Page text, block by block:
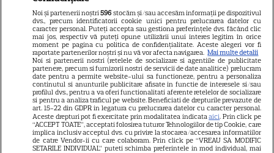
Noi și partenerii noștri596 stocăm și/sau accesăm informații pe dispozitivul
dvs., precum identificatorii cookie unici pentru prelucrarea datelor cu
caracter personal. Puteți accepta sau gestiona preferințele dvs. făcând clic
mai jos, respectiv vă puteți opune utilizării unui interes legitim în orice
moment pe pagina cu politica de confidențialitate. Aceste alegeri vor fi
raportate partenerilor noștri și nu vă vor afecta navigarea. Mai multe detalii
Noi si partenerii nostri (retelele de socializare si agentiile de publicitate
partenere, precum si furnizorii nostri de servicii de date analitice) prelucram
date pentru a permite website-ului sa functioneze, pentru a personaliza
continutul si anunturile publicitare afisate in functie de interesele si/sau
profilul dvs., pentru a va oferi functionalitati aferente retelelor de socializare
si pentru a analiza traficul pe website. Beneficiati de drepturile prevazute de
art. 15-22 din GDPR in legatura cu prelucrarea datelor cu caracter personal.
Aceste drepturi pot fi exercitate prin modalitatea indicataaici. Prin click pe
“ACCEPT TOATE”, acceptati folosirea tuturor Tehnologiilor de tip Cookie, care
implica inclusiv acceptul dvs. cu privire la stocarea/accesarea informatiilor
de catre Vendor-ii cu care colaboram. Prin click pe “VREAU SA MODIFIC
SETARILE INDIVIDUAL” puteti schimba preferintele in mod individual, mai